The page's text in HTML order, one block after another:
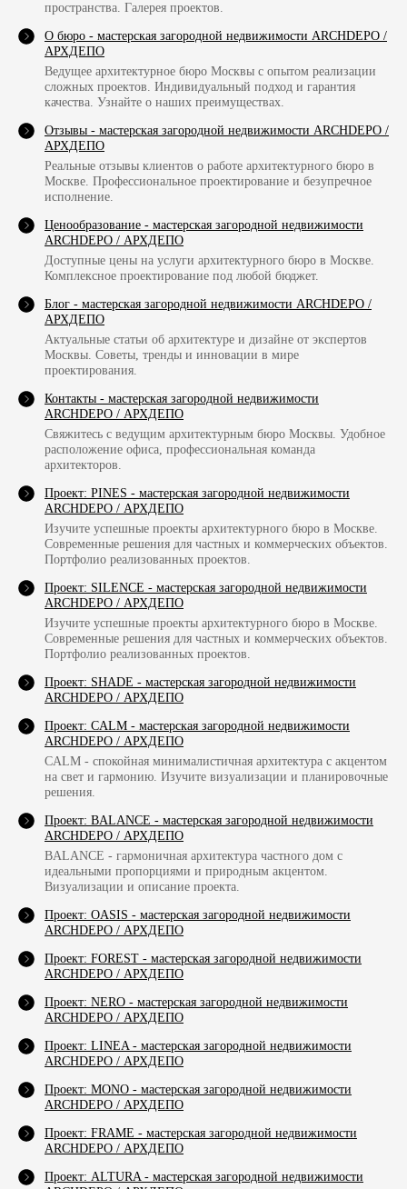
пространства. Галерея проектов.
О бюро - мастерская загородной недвижимости ARCHDEPO /
АРХДЕПО
Ведущее архитектурное бюро Москвы с опытом реализации
сложных проектов. Индивидуальный подход и гарантия
качества. Узнайте о наших преимуществах.
Отзывы - мастерская загородной недвижимости ARCHDEPO /
АРХДЕПО
Реальные отзывы клиентов о работе архитектурного бюро в
Москве. Профессиональное проектирование и безупречное
исполнение.
Ценообразование - мастерская загородной недвижимости
ARCHDEPO / АРХДЕПО
Доступные цены на услуги архитектурного бюро в Москве.
Комплексное проектирование под любой бюджет.
Блог - мастерская загородной недвижимости ARCHDEPO /
АРХДЕПО
Актуальные статьи об архитектуре и дизайне от экспертов
Москвы. Советы, тренды и инновации в мире
проектирования.
Контакты - мастерская загородной недвижимости
ARCHDEPO / АРХДЕПО
Свяжитесь с ведущим архитектурным бюро Москвы. Удобное
расположение офиса, профессиональная команда
архитекторов.
Проект: PINES - мастерская загородной недвижимости
ARCHDEPO / АРХДЕПО
Изучите успешные проекты архитектурного бюро в Москве.
Современные решения для частных и коммерческих объектов.
Портфолио реализованных проектов.
Проект: SILENCE - мастерская загородной недвижимости
ARCHDEPO / АРХДЕПО
Изучите успешные проекты архитектурного бюро в Москве.
Современные решения для частных и коммерческих объектов.
Портфолио реализованных проектов.
Проект: SHADE - мастерская загородной недвижимости
ARCHDEPO / АРХДЕПО
Проект: CALM - мастерская загородной недвижимости
ARCHDEPO / АРХДЕПО
CALM - спокойная минималистичная архитектура с акцентом
на свет и гармонию. Изучите визуализации и планировочные
решения.
Проект: BALANCE - мастерская загородной недвижимости
ARCHDEPO / АРХДЕПО
BALANCE - гармоничная архитектура частного дом с
идеальными пропорциями и природным акцентом.
Визуализации и описание проекта.
Проект: OASIS - мастерская загородной недвижимости
ARCHDEPO / АРХДЕПО
Проект: FOREST - мастерская загородной недвижимости
ARCHDEPO / АРХДЕПО
Проект: NERO - мастерская загородной недвижимости
ARCHDEPO / АРХДЕПО
Проект: LINEA - мастерская загородной недвижимости
ARCHDEPO / АРХДЕПО
Проект: MONO - мастерская загородной недвижимости
ARCHDEPO / АРХДЕПО
Проект: FRAME - мастерская загородной недвижимости
ARCHDEPO / АРХДЕПО
Проект: ALTURA - мастерская загородной недвижимости